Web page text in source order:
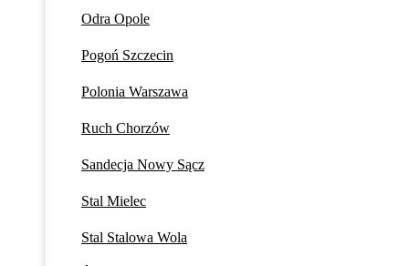
Odra Opole
Pogoń Szczecin
Polonia Warszawa
Ruch Chorzów
Sandecja Nowy Sącz
Stal Mielec
Stal Stalowa Wola